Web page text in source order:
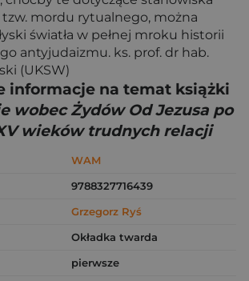
mordu rytualnego, można
światła w pełnej mroku historii
antyjudaizmu. ks. prof. dr hab.
(UKSW)
informacje na temat książki
wobec Żydów Od Jezusa po
wieków trudnych relacji
WAM
9788327716439
Grzegorz Ryś
Okładka twarda
pierwsze